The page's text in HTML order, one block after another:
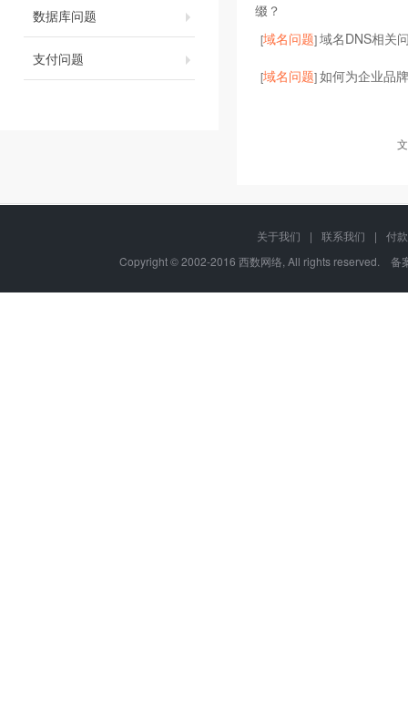
数据库问题
支付问题
缀？
[域名问题]域名DNS相关
[域名问题]如何为企业品
关于我们 | 联系我们 |
付
Copyright © 2002-2016 西数网络, All rights reserved. 备